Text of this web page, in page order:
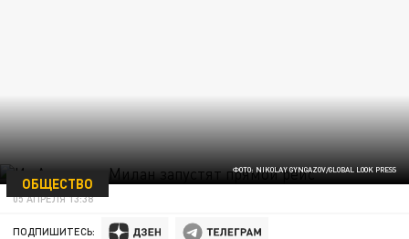
ФОТО: NIKOLAY GYNGAZOV/GLOBAL LOOK PRESS
ОБЩЕСТВО
05 АПРЕЛЯ 13:38
ПОДПИШИТЕСЬ: